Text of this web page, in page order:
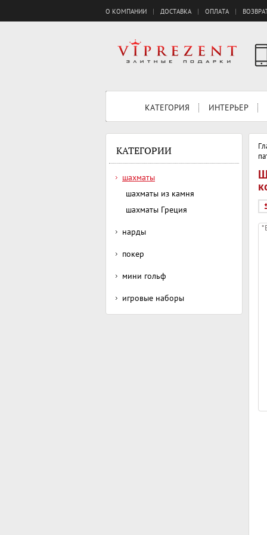
О КОМПАНИИ ДОСТАВКА ОПЛАТА
КАТЕГОРИЯ ИНТЕРЬЕР
КАТЕГОРИИ
шахматы
шахматы из камня
шахматы Греция
нарды
покер
мини гольф
игровые наборы